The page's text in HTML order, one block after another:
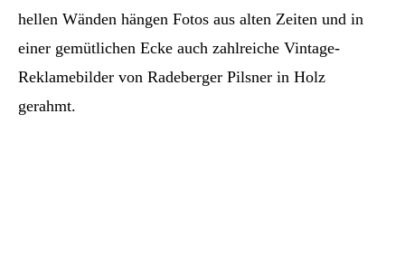
hellen Wänden hängen Fotos aus alten Zeiten und in
einer gemütlichen Ecke auch zahlreiche Vintage-
Reklamebilder von Radeberger Pilsner in Holz
gerahmt.